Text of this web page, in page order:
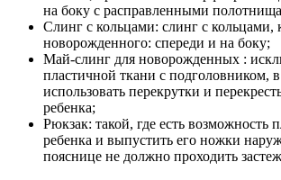
на боку с расправленными
Слинг с кольцами: слинг с кольцами,
новорожденного: спереди и на боку;
Май-слинг для новорожденных :
пластичной ткани с подголовником,
использовать перекрутки и
ребенка;
Рюкзак: такой, где есть возможность
ребенка и выпустить его ножки
пояснице не должно проходить